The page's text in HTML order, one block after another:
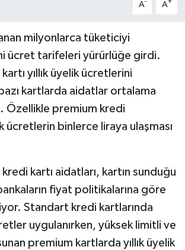
A- A+
milyonlarca tüketiciyi
ücret tarifeleri yürürlüğe girdi.
yıllık üyelik ücretlerini
kartlarda aidatlar ortalama
Özellikle premium kredi
ücretlerin binlerce liraya ulaşması
kartı aidatları, kartın sunduğu
fiyat politikalarına göre
Standart kredi kartlarında
uygulanırken, yüksek limitli ve
premium kartlarda yıllık üyelik